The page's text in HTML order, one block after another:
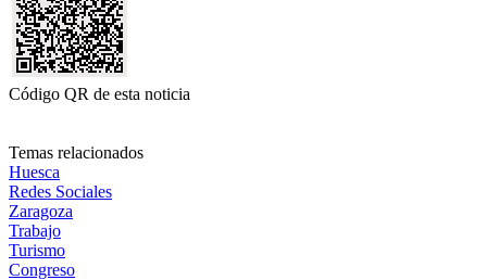
Código QR de esta noticia
Temas relacionados
Huesca
Redes Sociales
Zaragoza
Trabajo
Turismo
Congreso